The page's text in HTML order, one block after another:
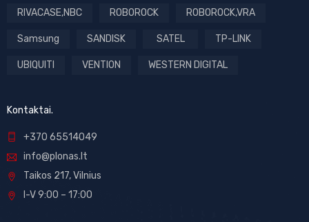
RIVACASE,NBC ROBOROCK ROBOROCK,VRA
Samsung SANDISK SATEL TP-LINK
UBIQUITI VENTION WESTERN DIGITAL
Kontaktai.
+370 65514049
info@plonas.lt
Taikos 217, Vilnius
I-V 9:00 – 17:00